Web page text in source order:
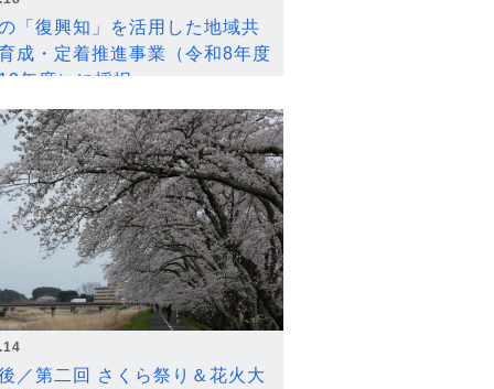
「復興知」を活用した地域共
成・定着推進事業（令和8年度
年度）に採択
／第二回 さくら祭り＆花火大